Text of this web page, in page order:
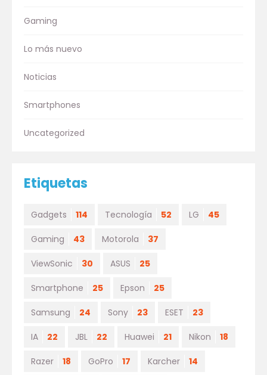
Gaming
Lo más nuevo
Noticias
Smartphones
Uncategorized
Etiquetas
Gadgets 114 Tecnología 52 LG 45
Gaming 43 Motorola 37
ViewSonic 30 ASUS 25
Smartphone 25 Epson 25
Samsung 24 Sony 23 ESET 23
IA 22 JBL 22 Huawei 21 Nikon 18
Razer 18 GoPro 17 Karcher 14